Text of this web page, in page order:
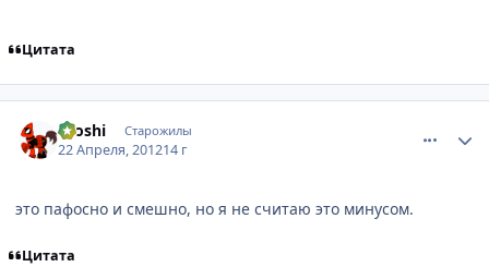
Цитата
Nioshi Старожилы
22 Апреля, 201214 г
это пафосно и смешно, но я не считаю это минусом.
Цитата